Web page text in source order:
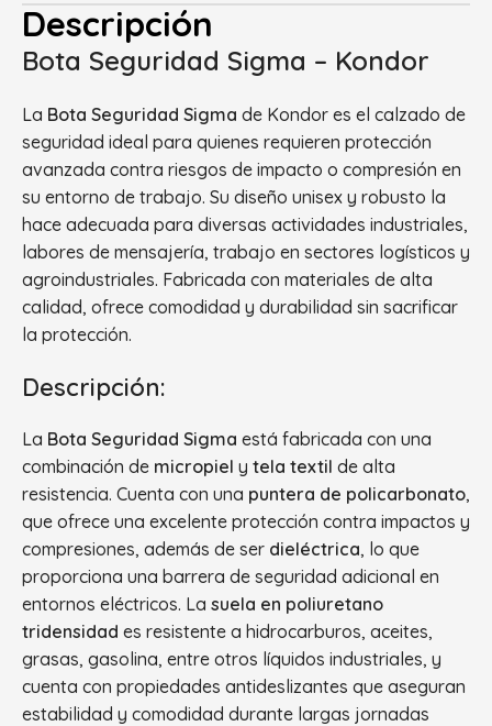
Descripción
Bota Seguridad Sigma – Kondor
La Bota Seguridad Sigma de Kondor es el calzado de
seguridad ideal para quienes requieren protección
avanzada contra riesgos de impacto o compresión en
su entorno de trabajo. Su diseño unisex y robusto la
hace adecuada para diversas actividades industriales,
labores de mensajería, trabajo en sectores logísticos y
agroindustriales. Fabricada con materiales de alta
calidad, ofrece comodidad y durabilidad sin sacrificar
la protección.
Descripción:
La Bota Seguridad Sigma está fabricada con una
combinación de micropiel y tela textil de alta
resistencia. Cuenta con una puntera de policarbonato,
que ofrece una excelente protección contra impactos y
compresiones, además de ser dieléctrica, lo que
proporciona una barrera de seguridad adicional en
entornos eléctricos. La suela en poliuretano
tridensidad es resistente a hidrocarburos, aceites,
grasas, gasolina, entre otros líquidos industriales, y
cuenta con propiedades antideslizantes que aseguran
estabilidad y comodidad durante largas jornadas